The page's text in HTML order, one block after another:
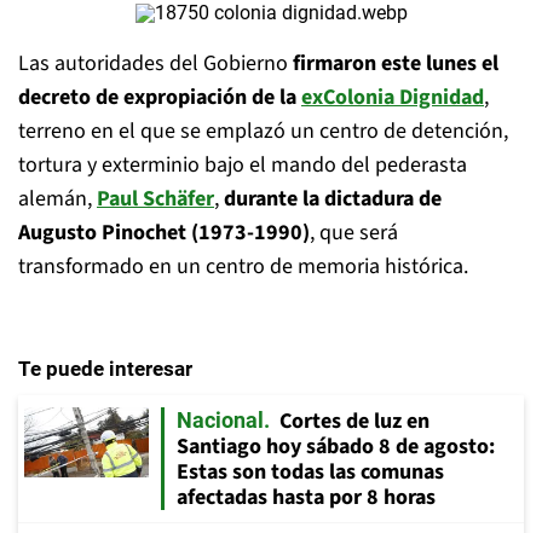
Las autoridades del Gobierno firmaron este lunes el
decreto de expropiación de laexColonia Dignidad,
terreno en el que se emplazó un centro de detención,
tortura y exterminio bajo el mando del pederasta
alemán,Paul Schäfer,durante la dictadura de
Augusto Pinochet (1973-1990), que será
transformado en un centro de memoria histórica.
Te puede interesar
Nacional
Cortes de luz en
Santiago hoy sábado 8 de agosto:
Estas son todas las comunas
afectadas hasta por 8 horas